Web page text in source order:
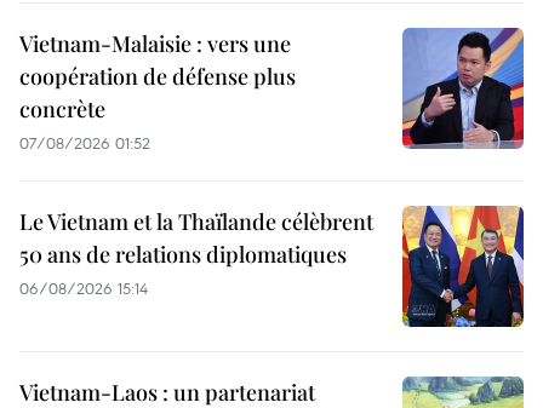
Vietnam-Malaisie : vers une
coopération de défense plus
concrète
07/08/2026 01:52
Le Vietnam et la Thaïlande célèbrent
50 ans de relations diplomatiques
06/08/2026 15:14
Vietnam-Laos : un partenariat